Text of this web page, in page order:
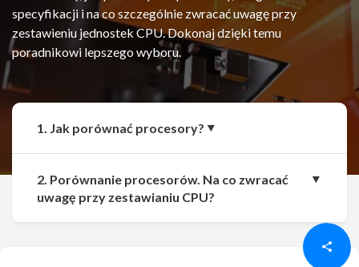
specyfikacji i na co szczególnie zwracać uwagę przy
zestawieniu jednostek CPU. Dokonaj dzięki temu
poradnikowi lepszego wyboru.
Udostępnij
1. Jak porównać procesory?
2. Porównanie procesorów. Na co zwracać
uwagę przy zestawianiu CPU?